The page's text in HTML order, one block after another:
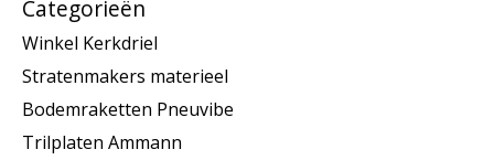
Categorieën
Winkel Kerkdriel
Stratenmakers materieel
Bodemraketten Pneuvibe
Trilplaten Ammann